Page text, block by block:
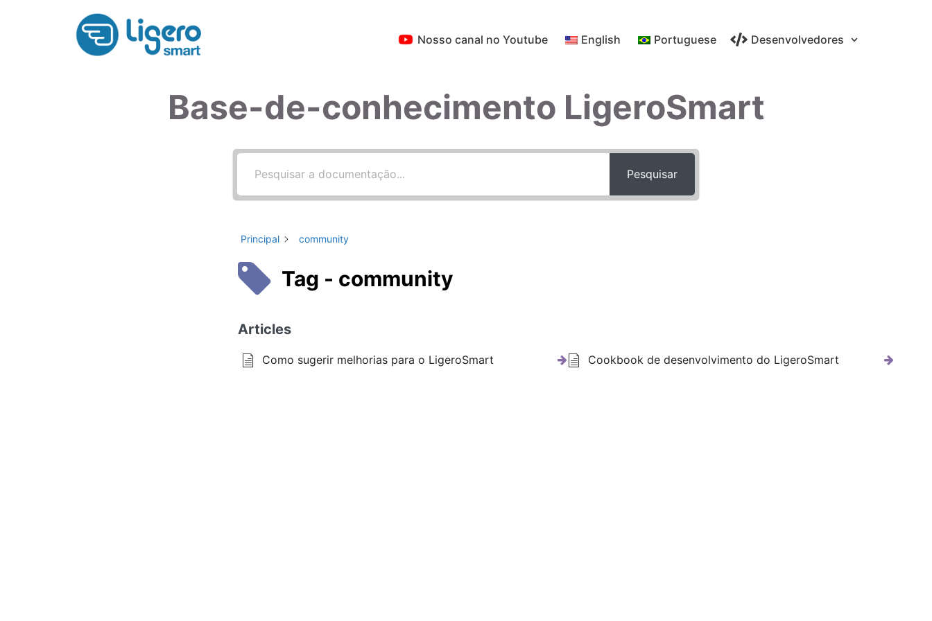
Nosso canal no Youtube English Portuguese Desenvolvedores
Base-de-conhecimento LigeroSmart
Pesquisar
Principal community
Tag - community
Articles
Como sugerir melhorias para o LigeroSmart Cookbook de desenvolvimento do LigeroSmart